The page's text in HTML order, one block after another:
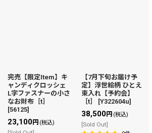
完売【限定Item】キ
ャンディクロッシェ
L字ファスナーの小さ
なお財布［t］
[56125]
23,100円 (税込)
【7月下旬お届け予
定】浮世絵柄 ひとえ
束入れ【予約会】
［t］
[Y322604u]
38,500円 (税込)
[Sold Out]